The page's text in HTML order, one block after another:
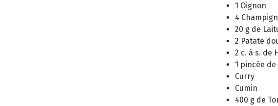
1 Oignon
4
20 g de
2 Patate
2 c. à s. de
1 pincée
Curry
Cumin
400 g de